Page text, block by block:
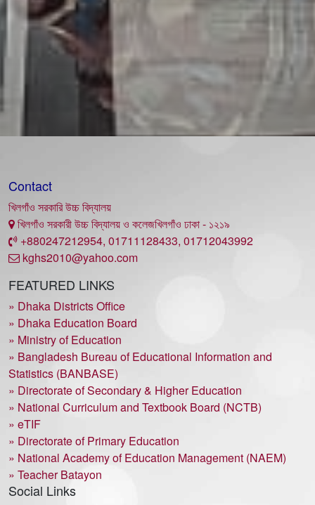
Contact
খিলগাঁও সরকারি উচ্চ বিদ্যালয়
খিলগাঁও সরকারী উচ্চ বিদ্যালয় ও কলেজখিলগাঁও ঢাকা - ১২১৯
+880247212954, 01711128433, 01712043992
kghs2010@yahoo.com
FEATURED LINKS
» Dhaka Districts Office
» Dhaka Education Board
» Ministry of Education
» Bangladesh Bureau of Educational Information and
Statistics (BANBASE)
» Directorate of Secondary & Higher Education
» National Curriculum and Textbook Board (NCTB)
» eTIF
» Directorate of Primary Education
» National Academy of Education Management (NAEM)
» Teacher Batayon
Social Links